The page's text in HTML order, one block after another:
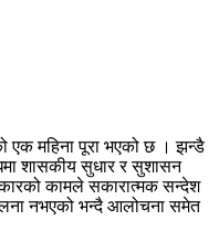
एक महिना पूरा भएको छ । झन्डै
शासकीय सुधार र सुशासन
कामले सकारात्मक सन्देश
नभएको भन्दै आलोचना समेत